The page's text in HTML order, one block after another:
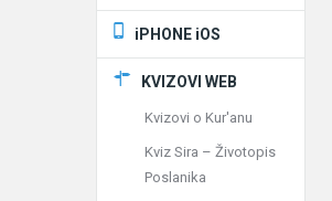
iPHONE iOS
KVIZOVI WEB
Kvizovi o Kur'anu
Kviz Sira – Životopis
Poslanika